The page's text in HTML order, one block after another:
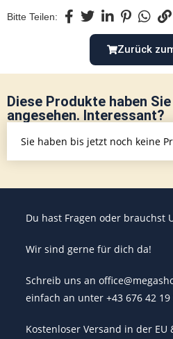
Bitte Teilen:
Zurück
Diese Produkte haben
angesehen. Interessant?
Sie haben bis jetzt noch keine
Du hast Fragen oder brauchst
Wir sind gerne für dich da!
Schreib uns an
einfach an unter +43 676 42 19
Kostenloser Versand in der EU